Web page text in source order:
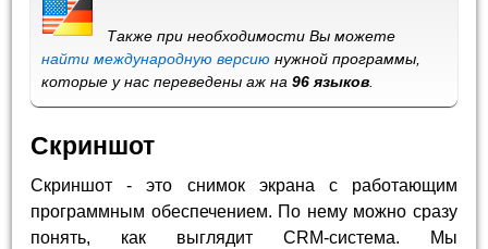
Также при необходимости Вы можете
найти международную версию нужной программы,
которые у нас переведены аж на96 языков.
Скриншот
Скриншот - это снимок экрана с работающим
программным обеспечением. По нему можно сразу
понять, как выглядит CRM-система. Мы